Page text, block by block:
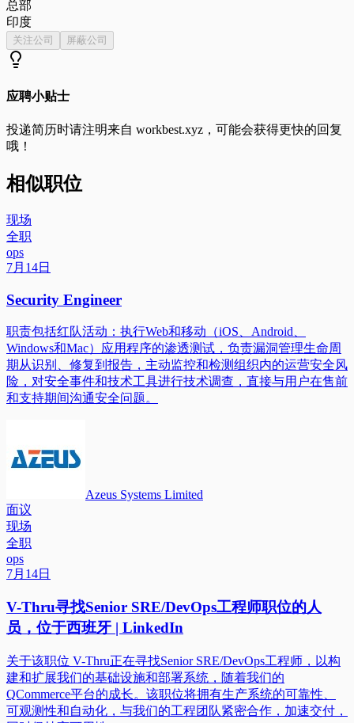
总部
印度
关注公司 屏蔽公司
应聘小贴士
投递简历时请注明来自 workbest.xyz ，可能会获得更快的回复
哦！
相似职位
现场
全职
ops
7月14日
Security Engineer
职责包括红队活动：执行Web和移动（iOS、Android、
Windows和Mac）应用程序的渗透测试，负责漏洞管理生命周
期从识别、修复到报告，主动监控和检测组织内的运营安全风
险，对安全事件和技术工具进行技术调查，直接与用户在售前
和支持期间沟通安全问题。
Azeus Systems Limited
面议
现场
全职
ops
7月14日
V-Thru寻找Senior SRE/DevOps工程师职位的人
员，位于西班牙 | LinkedIn
关于该职位 V-Thru正在寻找Senior SRE/DevOps工程师，以构
建和扩展我们的基础设施和部署系统，随着我们的
QCommerce平台的成长。该职位将拥有生产系统的可靠性、
可观测性和自动化，与我们的工程团队紧密合作，加速交付，